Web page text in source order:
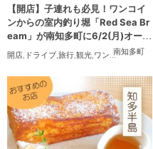
南知多町
【開店】子連れも必見！ワンコイ
ンからの室内釣り堀「Red Sea Br
eam」が南知多町に6/2(月)オープ
ン
開店, ドライブ,旅行,観光,ワンコイン